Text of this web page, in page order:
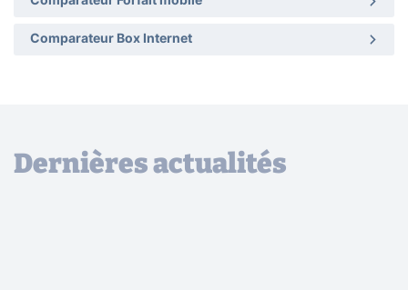
Comparateur Box Internet
Dernières actualités